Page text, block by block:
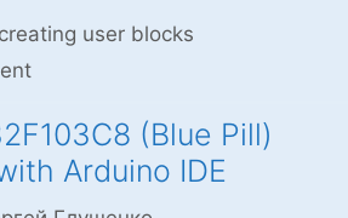
user blocks
(Blue Pill)
Arduino IDE